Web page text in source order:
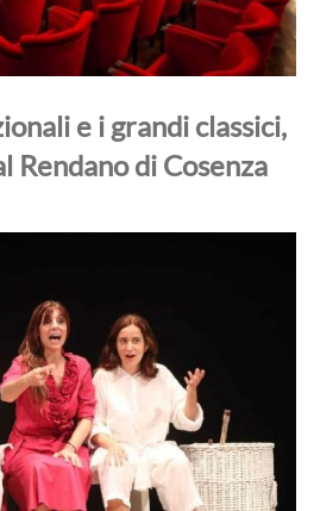
e i grandi classici,
Rendano di Cosenza